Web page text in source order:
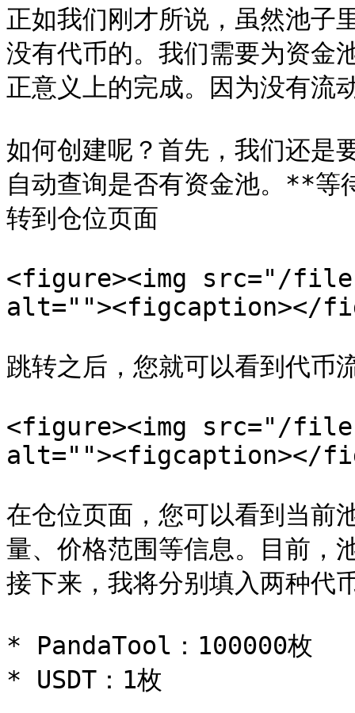
正如我们刚才所说，虽然池子
没有代币的。我们需要为资金
正意义上的完成。因为没有流
如何创建呢？首先，我们还是
自动查询是否有资金池。**等
转到仓位页面
<figure><img src="/
alt=""><figcaption></
跳转之后，您就可以看到代币
<figure><img src="/files/
alt=""><figcaption></
在仓位页面，您可以看到当前
量、价格范围等信息。目前，
接下来，我将分别填入两种代
* PandaTool：100000枚
* USDT：1枚